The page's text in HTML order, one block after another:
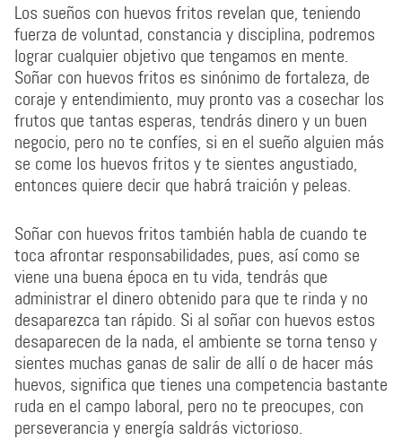
Los sueños con huevos fritos revelan que, teniendo
fuerza de voluntad, constancia y disciplina, podremos
lograr cualquier objetivo que tengamos en mente.
Soñar con huevos fritos es sinónimo de fortaleza, de
coraje y entendimiento, muy pronto vas a cosechar los
frutos que tantas esperas, tendrás dinero y un buen
negocio, pero no te confíes, si en el sueño alguien más
se come los huevos fritos y te sientes angustiado,
entonces quiere decir que habrá traición y peleas.
Soñar con huevos fritos también habla de cuando te
toca afrontar responsabilidades, pues, así como se
viene una buena época en tu vida, tendrás que
administrar el dinero obtenido para que te rinda y no
desaparezca tan rápido. Si al soñar con huevos estos
desaparecen de la nada, el ambiente se torna tenso y
sientes muchas ganas de salir de allí o de hacer más
huevos, significa que tienes una competencia bastante
ruda en el campo laboral, pero no te preocupes, con
perseverancia y energía saldrás victorioso.